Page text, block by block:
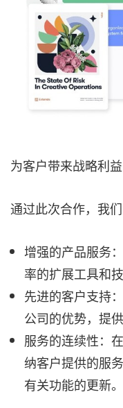
为客户带来战略利益
通过此次合作，我
增强的产品服务
率的扩展工具和技
先进的客户支持
公司的优势，提
服务的连续性：
纳客户提供的服
有关功能的更新。